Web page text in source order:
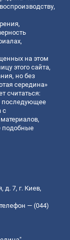
на этом
этого сайта,
но без
середина»
считаться:
последующее
с
подобные
7, г. Киев,
— (044)